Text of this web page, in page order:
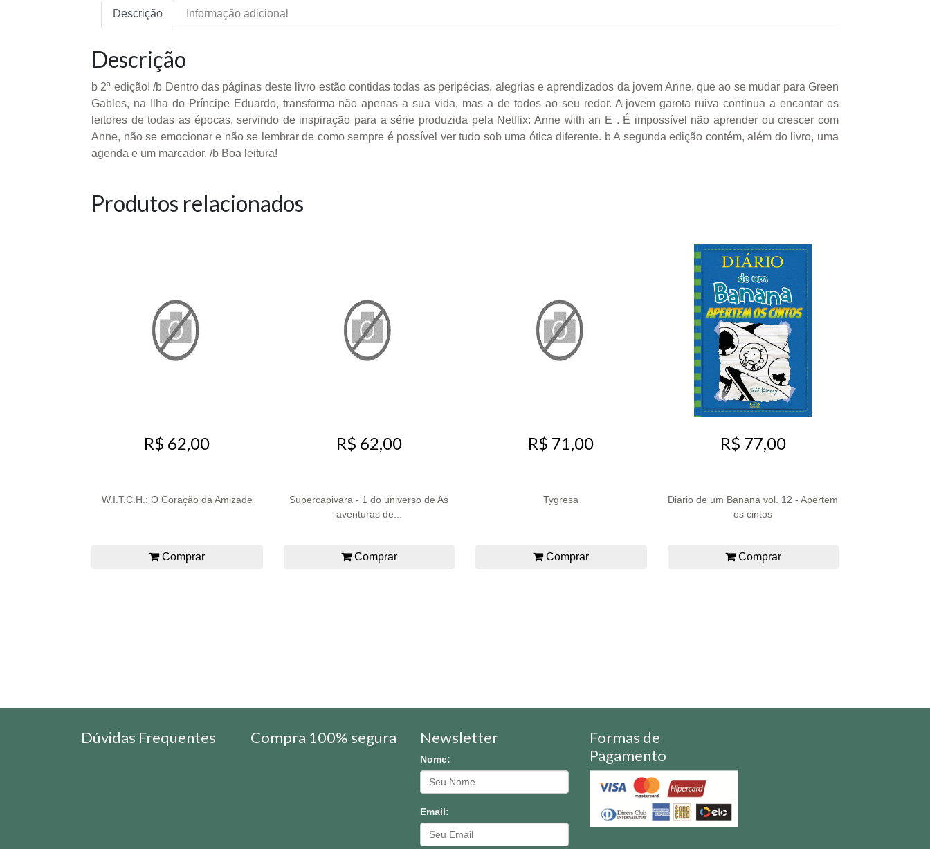
Descrição Informação adicional
Descrição
b 2ª edição! /b Dentro das páginas deste livro estão contidas todas as peripécias, alegrias e aprendizados da jovem Anne, que ao se mudar para Green
Gables, na Ilha do Príncipe Eduardo, transforma não apenas a sua vida, mas a de todos ao seu redor. A jovem garota ruiva continua a encantar os
leitores de todas as épocas, servindo de inspiração para a série produzida pela Netflix: Anne with an E . É impossível não aprender ou crescer com
Anne, não se emocionar e não se lembrar de como sempre é possível ver tudo sob uma ótica diferente. b A segunda edição contém, além do livro, uma
agenda e um marcador. /b Boa leitura!
Produtos relacionados
R$ 62,00
W.I.T.C.H.: O Coração da Amizade
Comprar
R$ 62,00
Supercapivara - 1 do universo de As
aventuras de...
Comprar
R$ 71,00
Tygresa
Comprar
R$ 77,00
Diário de um Banana vol. 12 - Apertem
os cintos
Comprar
Dúvidas Frequentes Compra 100% segura Newsletter
Nome:
Email:
Formas de
Pagamento